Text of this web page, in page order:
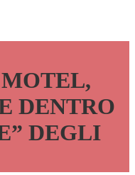
DENTRO
DEGLI